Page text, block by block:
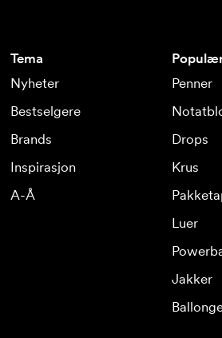
Tema
Nyheter
Bestselgere
Brands
Inspirasjon
A-Å
Penner
Drops
Krus
Luer
Jakker